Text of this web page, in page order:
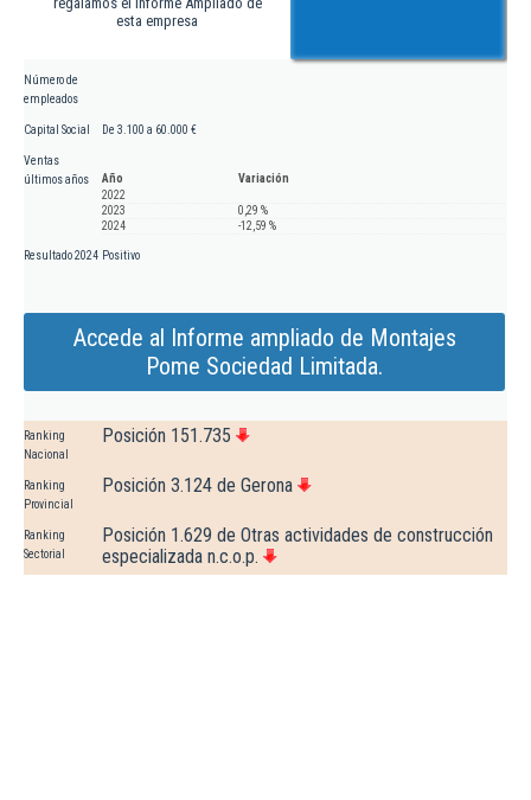
esta empresa
Número de
empleados
Capital Social De 3.100 a 60.000 €
Ventas
últimos años
Año
Variación
2022
2023
0,29 %
2024
-12,59 %
Resultado 2024 Positivo
Accede al Informe ampliado de Montajes
Pome Sociedad Limitada.
Ranking
Nacional
Posición 151.735
Ranking
Provincial
Posición 3.124 de Gerona
Ranking
Sectorial
Posición 1.629 de Otras actividades de construcción
especializada n.c.o.p.